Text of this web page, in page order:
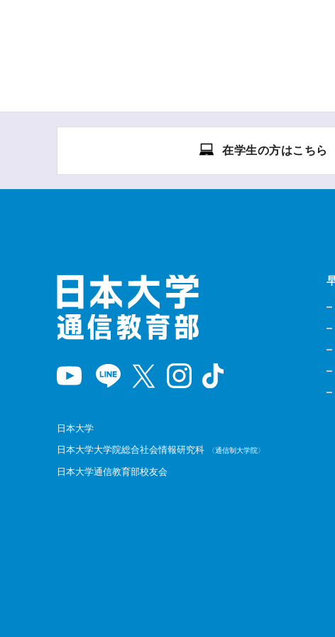
在学生の方はこちら
日本大学
日本大学大学院総合社会情報研究科
〈通信制大学院〉
日本大学通信教育部校友会